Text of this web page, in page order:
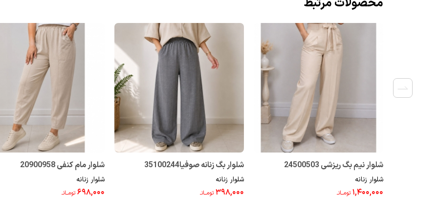
شلوار نیم بگ ریزشی 24500503
شلوار زنانه
۱,۴۰۰,۰۰۰ تومــانـ
شلوار بگ زنانه صوفیا35100244
شلوار زنانه
۳۹۸,۰۰۰ تومــانـ
شلوار مام کنفی 20900958
شلوار زنانه
۶۹۸,۰۰۰ تومــانـ